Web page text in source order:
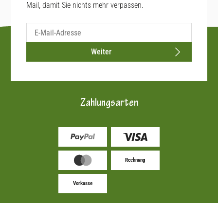
Mail, damit Sie nichts mehr verpassen.
Weiter
Zahlungsarten
Rechnung
Vorkasse